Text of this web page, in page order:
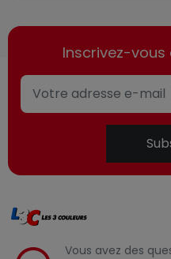
Inscrivez-
Vous avez des